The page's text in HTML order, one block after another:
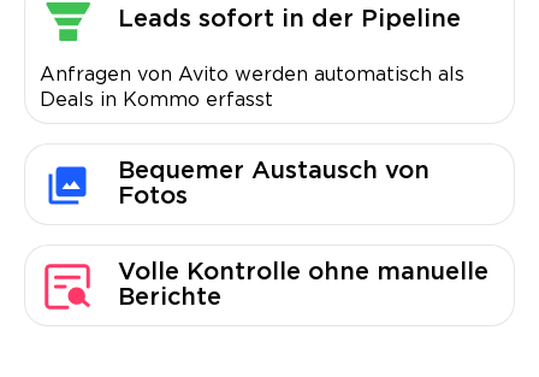
Leads sofort in der Pipeline
Anfragen von Avito werden automatisch als
Deals in Kommo erfasst
Bequemer Austausch von
Fotos
Volle Kontrolle ohne manuelle
Berichte